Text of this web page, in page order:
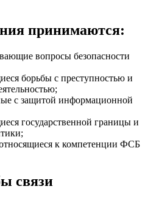
принимаются:
вопросы безопасности
борьбы с преступностью и
с защитой информационной
государственной границы и
к компетенции ФСБ
связи